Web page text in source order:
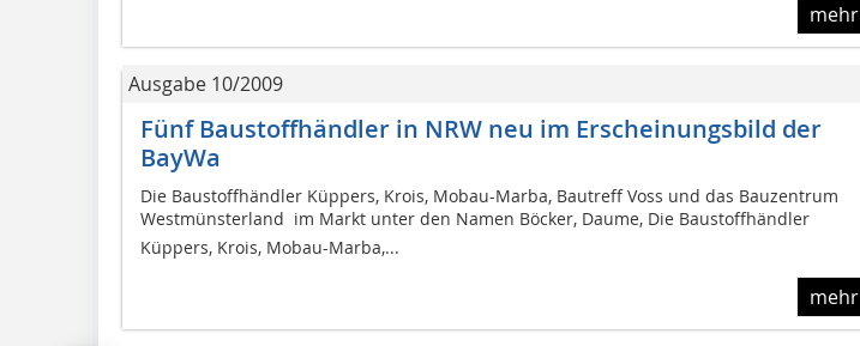
mehr
Ausgabe 10/2009
Fünf Baustoffhändler in NRW neu im Erscheinungsbild der
BayWa
Die Baustoffhändler Küppers, Krois, Mobau-Marba, Bautreff Voss und das Bauzentrum
Westmünsterland  im Markt unter den Namen Böcker, Daume, Die Baustoffhändler
Küppers, Krois, Mobau-Marba,...
mehr